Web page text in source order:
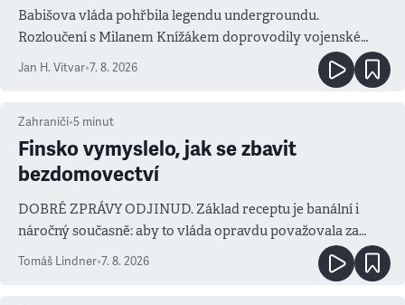
Babišova vláda pohřbila legendu undergroundu.
Rozloučení s Milanem Knížákem doprovodily vojenské
salvy i kritika pokrokářů
Jan H. Vitvar•7. 8. 2026
Zahraničí•5 minut
Finsko vymyslelo, jak se zbavit
bezdomovectví
DOBRÉ ZPRÁVY ODJINUD. Základ receptu je banální i
náročný současně: aby to vláda opravdu považovala za
prioritu
Tomáš Lindner•7. 8. 2026